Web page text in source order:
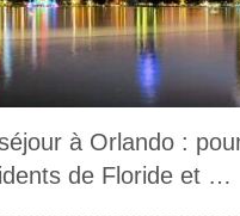
à Orlando :
de Floride et …